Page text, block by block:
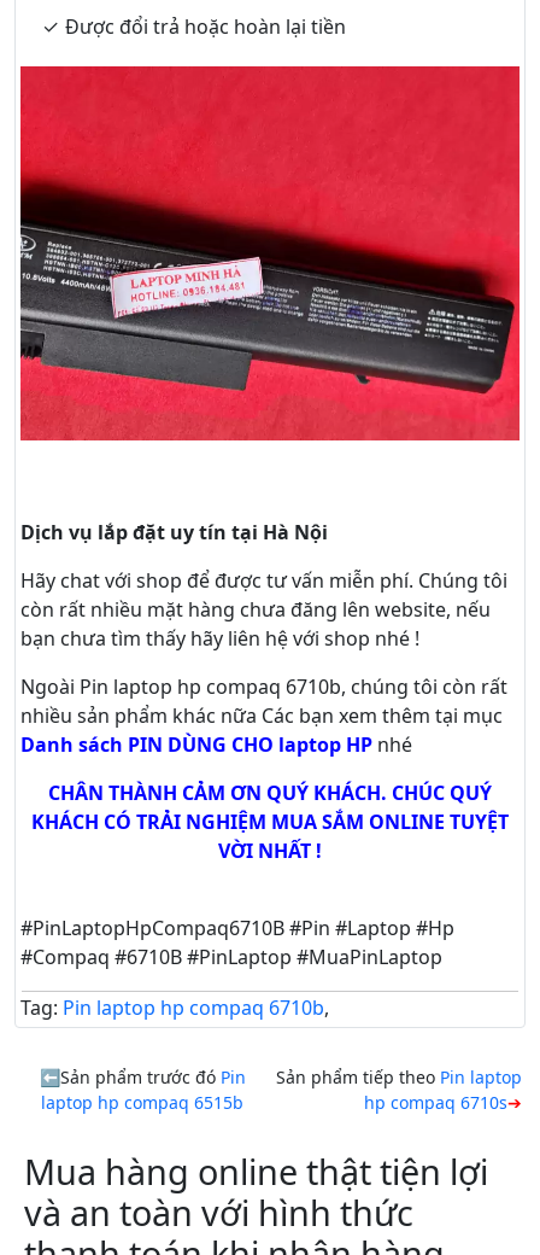
Được đổi trả hoặc hoàn lại tiền
Dịch vụ lắp đặt uy tín tại Hà Nội
Hãy chatvới shop để được tư vấn miễn phí. Chúng tôi
còn rất nhiều mặt hàng chưa đăng lên website, nếu
bạn chưa tìm thấy hãy liên hệ với shop nhé !
Ngoài Pin laptop hp compaq 6710b, chúng tôi còn rất
nhiều sản phẩm khác nữa Các bạn xem thêm tại mục
Danh sách PIN DÙNG CHO laptop HP nhé
CHÂN THÀNH CẢM ƠN QUÝ KHÁCH. CHÚC QUÝ
KHÁCH CÓ TRẢI NGHIỆM MUA SẮM ONLINE TUYỆT
VỜI NHẤT !
#PinLaptopHpCompaq6710B #Pin #Laptop #Hp
#Compaq #6710B #PinLaptop #MuaPinLaptop
Tag: Pin laptop hp compaq 6710b,
Sản phẩm trước đó Pin
laptop hp compaq 6515b
Sản phẩm tiếp theo Pin laptop
hp compaq 6710s
Mua hàng online thật tiện lợi
và an toàn với hình thức